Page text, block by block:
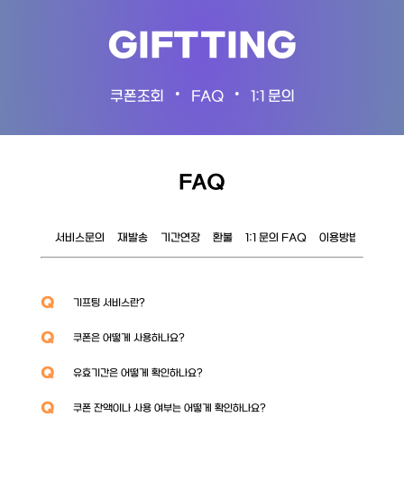
GIFTTING
쿠폰조회 • FAQ • 1:1 문의
FAQ
서비스문의 재발송 기간연장 환불 1:1 문의 FAQ 이용방법
Q 기프팅 서비스란?
Q 쿠폰은 어떻게 사용하나요?
Q 유효기간은 어떻게 확인하나요?
Q 쿠폰 잔액이나 사용 여부는 어떻게 확인하나요?